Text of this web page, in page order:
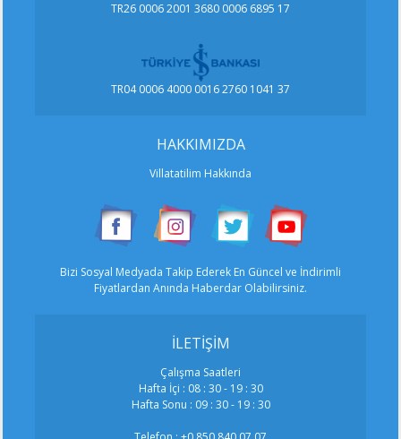
TR26 0006 2001 3680 0006 6895 17
TR04 0006 4000 0016 2760 1041 37
HAKKIMIZDA
Villatatilim Hakkında
Bizi Sosyal Medyada Takip Ederek En Güncel ve İndirimli
Fiyatlardan Anında Haberdar Olabilirsiniz.
İLETİŞİM
Çalışma Saatleri
Hafta İçi : 08 : 30 - 19 : 30
Hafta Sonu : 09 : 30 - 19 : 30